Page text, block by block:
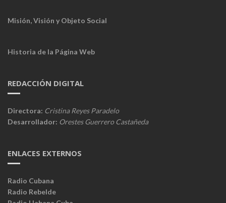
Misión, Visión y Objeto Social
Historia de la Página Web
REDACCIÓN DIGITAL
Directora: Cristina Reyes Paradelo
Desarrollador: Orestes Guerrero Castañeda
ENLACES EXTERNOS
Radio Cubana
Radio Rebelde